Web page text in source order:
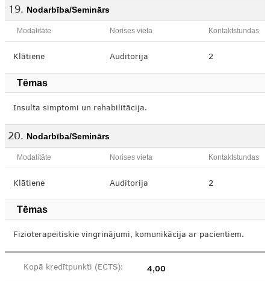
Nodarbība/Seminārs
Modalitāte Norises vieta Kontaktstundas
Klātiene Auditorija 2
Tēmas
Insulta simptomi un rehabilitācija.
Nodarbība/Seminārs
Modalitāte Norises vieta Kontaktstundas
Klātiene Auditorija 2
Tēmas
Fizioterapeitiskie vingrinājumi, komunikācija ar pacientiem.
Kopā kredītpunkti (ECTS): 4,00